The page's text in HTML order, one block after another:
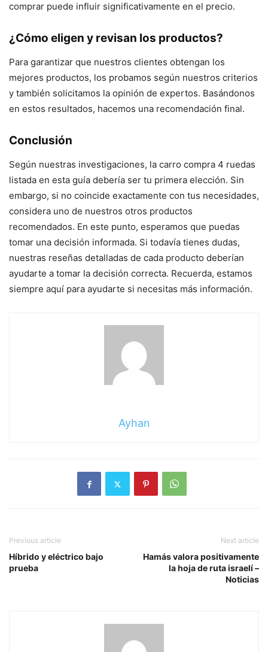
comprar puede influir significativamente en el precio.
¿Cómo eligen y revisan los productos?
Para garantizar que nuestros clientes obtengan los
mejores productos, los probamos según nuestros criterios
y también solicitamos la opinión de expertos. Basándonos
en estos resultados, hacemos una recomendación final.
Conclusión
Según nuestras investigaciones, la carro compra 4 ruedas
listada en esta guía debería ser tu primera elección. Sin
embargo, si no coincide exactamente con tus necesidades,
considera uno de nuestros otros productos
recomendados. En este punto, esperamos que puedas
tomar una decisión informada. Si todavía tienes dudas,
nuestras reseñas detalladas de cada producto deberían
ayudarte a tomar la decisión correcta. Recuerda, estamos
siempre aquí para ayudarte si necesitas más información.
Ayhan
Previous article
Híbrido y eléctrico bajo
prueba
Next article
Hamás valora positivamente
la hoja de ruta israelí –
Noticias